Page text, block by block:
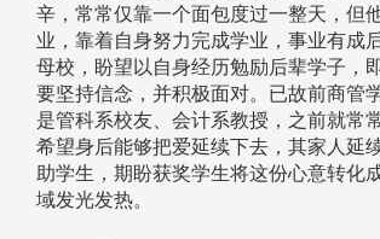
辛，常常仅靠一个面包度过一整天，但
业，靠着自身努力完成学业，事业有成
母校，盼望以自身经历勉励后辈学子，
要坚持信念，并积极面对。已故前商管
是管科系校友、会计系教授，之前就常
希望身后能够把爱延续下去，其家人延
助学生，期盼获奖学生将这份心意转化
域发光发热。